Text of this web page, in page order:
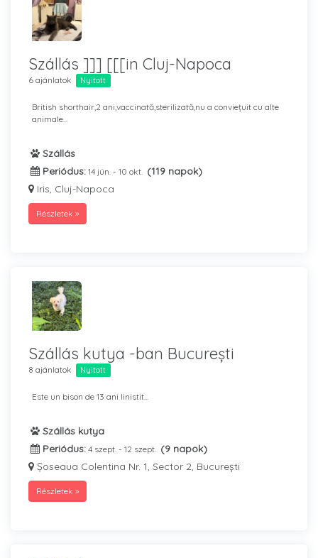
Szállás ]]] [[[in Cluj-Napoca
6 ajánlatok Nyitott
British shorthair,2 ani,vaccinată,sterilizată,nu a conviețuit cu alte
animale...
Szállás
Periódus: 14 jún. - 10 okt. (119 napok)
Iris, Cluj-Napoca
Részletek »
Szállás kutya -ban București
8 ajánlatok Nyitott
Este un bison de 13 ani linistit...
Szállás kutya
Periódus: 4 szept. - 12 szept. (9 napok)
Șoseaua Colentina Nr. 1, Sector 2, București
Részletek »